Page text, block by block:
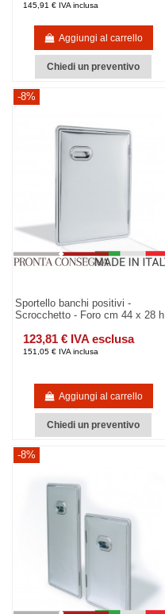
145,91 € IVA inclusa
Aggiungi al carrello
Chiedi un preventivo
-8%
Sportello banchi positivi -
Scrocchetto - Foro cm 44 x 28 h
123,81 € IVA esclusa
151,05 € IVA inclusa
Aggiungi al carrello
Chiedi un preventivo
-8%